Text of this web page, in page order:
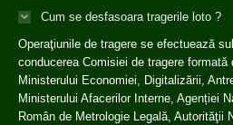
Cum se desfasoara tragerile loto ?
Operaţiunile de tragere se efectuează
conducerea Comisiei de tragere formată
Ministerului Economiei, Digitalizării,
Ministerului Afacerilor Interne, Agenției
Român de Metrologie Legală, Autorităţii